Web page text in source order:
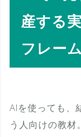
産する
フレーム
AIを使っても、
う人向けの教材。